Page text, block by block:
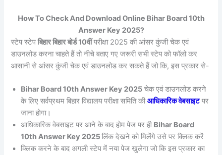
How To Check And Download Online Bihar Board 10th
Answer Key 2025?
स्टेप स्टेपबिहार बिहार बोर्ड 10वींपरीक्षा 2025 की आंसर कुंजी चेक एवं
डाउनलोड करना चाहते हैं तो नीचे बताए गए जरूरी सभी स्टेप को फॉलो कर
आसानी से आंसर कुंजी चेक एवं डाउनलोड कर सकते हैं जो कि, इस प्रकार से-
Bihar Board 10th Answer Key 2025 चेक एवं डाउनलोड करने
के लिए सर्वप्रथम बिहार विद्यालय परीक्षा समिति कीआधिकारिक वेबसाइटपर
जाना होगा।
आधिकारिक वेबसाइट पर आने के बाद होम पेज पर ही Bihar Board
10th Answer Key 2025लिंक देखने को मिलेंगे उसे पर क्लिक करें
क्लिक करने के बाद अगली स्टेप में नया पेज खुलेगा जो कि इस प्रकार का